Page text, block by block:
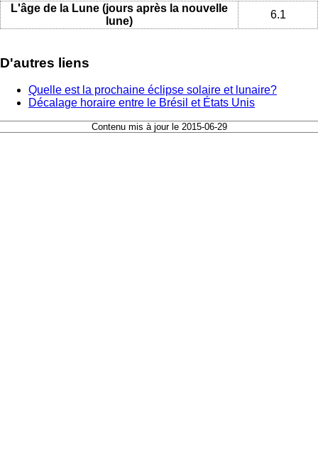
L'âge de la Lune (jours après la nouvelle
lune)
6.1
D'autres liens
Quelle est la prochaine éclipse solaire et lunaire?
Décalage horaire entre le Brésil et États Unis
Contenu mis à jour le 2015-06-29